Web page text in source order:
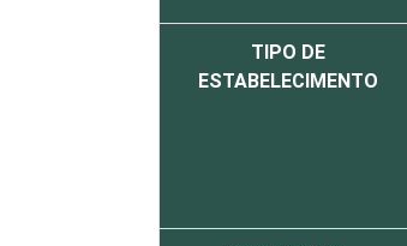
TIPO DE
ESTABELECIMENTO